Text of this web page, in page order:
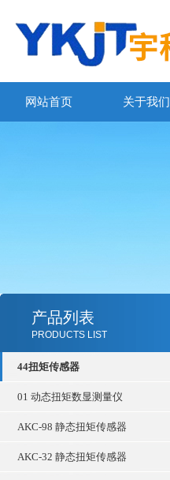
网站首页 关于我们
产品列表
PRODUCTS LIST
44扭矩传感器
01 动态扭矩数显测量仪
AKC-98 静态扭矩传感器
AKC-32 静态扭矩传感器